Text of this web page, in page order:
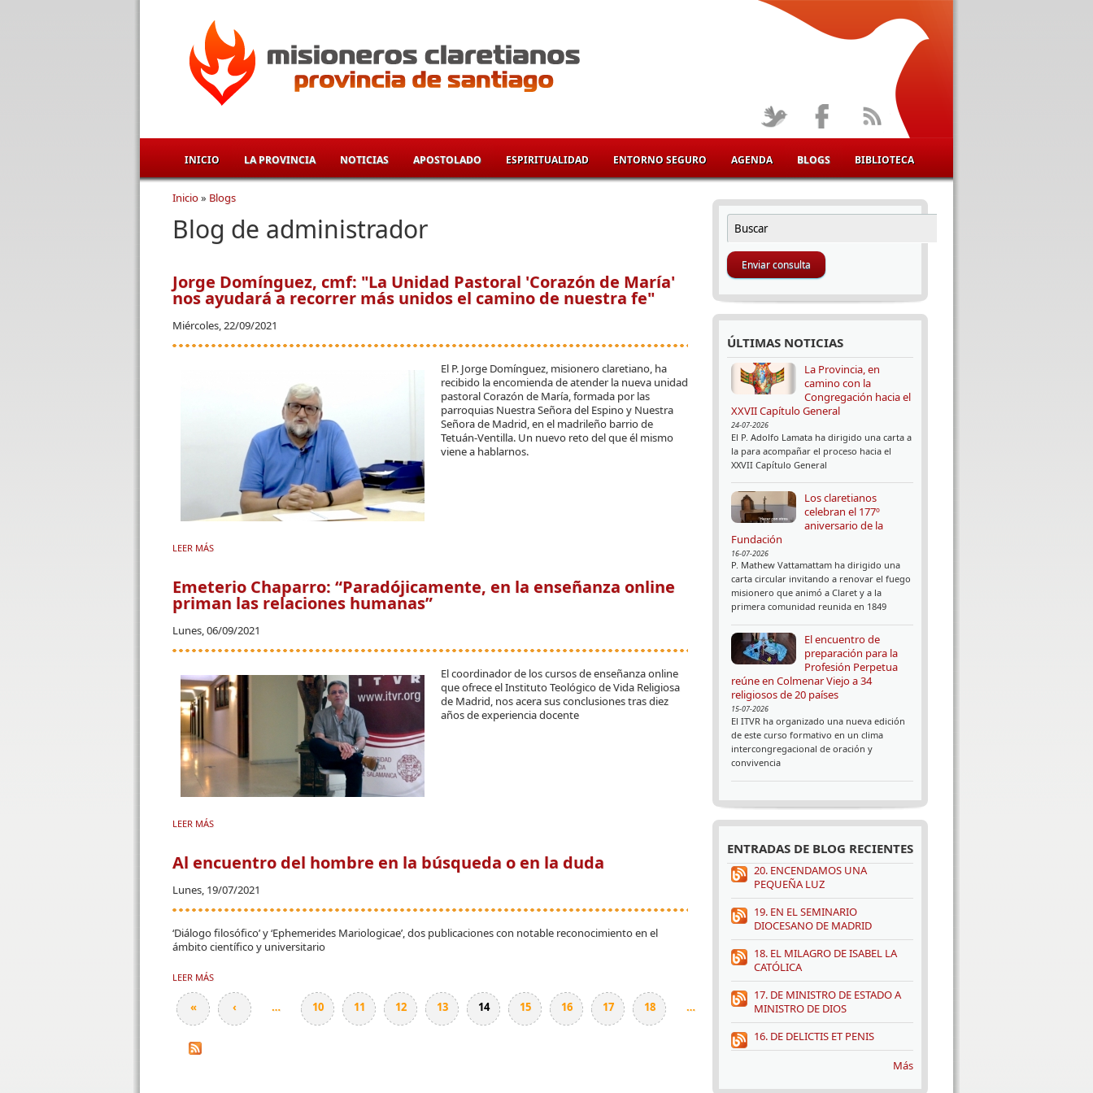
INICIO LA PROVINCIA NOTICIAS APOSTOLADO ESPIRITUALIDAD ENTORNO SEGURO AGENDA BLOGS BIBLIOTECA
Se encuentra usted aquí
Inicio» Blogs
Blog de administrador
Jorge Domínguez, cmf: "La Unidad Pastoral 'Corazón de María'
nos ayudará a recorrer más unidos el camino de nuestra fe"
Miércoles, 22/09/2021
El P. Jorge Domínguez, misionero claretiano, ha
recibido la encomienda de atender la nueva unidad
pastoral Corazón de María, formada por las
parroquias Nuestra Señora del Espino y Nuestra
Señora de Madrid, en el madrileño barrio de
Tetuán-Ventilla. Un nuevo reto del que él mismo
viene a hablarnos.
LEER MÁS SOBRE JORGE DOMÍNGUEZ, CMF: "LA UNIDAD PASTORAL 'CORAZÓN DE MARÍA' NOS AYUDARÁ A RECORRER MÁS UNIDOS EL CAMINO DE NUESTRA FE"
Emeterio Chaparro: “Paradójicamente, en la enseñanza online
priman las relaciones humanas”
Lunes, 06/09/2021
El coordinador de los cursos de enseñanza online
que ofrece el Instituto Teológico de Vida Religiosa
de Madrid, nos acera sus conclusiones tras diez
años de experiencia docente
LEER MÁS
Al encuentro del hombre en la búsqueda o en la duda
Lunes, 19/07/2021
‘Diálogo filosófico’ y ‘Ephemerides Mariologicae’, dos publicaciones con notable reconocimiento en el
ámbito científico y universitario
LEER MÁS
Páginas
« ‹ … 10 11 12 13 14 15 16 17 18 … › »
FORMULARIO DE BÚSQUEDA
Buscar
ÚLTIMAS NOTICIAS
La Provincia, en
camino con la
Congregación hacia el
XXVII Capítulo General
24-07-2026
El P. Adolfo Lamata ha dirigido una carta a
la para acompañar el proceso hacia el
XXVII Capítulo General
Los claretianos
celebran el 177º
aniversario de la
Fundación
16-07-2026
P. Mathew Vattamattam ha dirigido una
carta circular invitando a renovar el fuego
misionero que animó a Claret y a la
primera comunidad reunida en 1849
El encuentro de
preparación para la
Profesión Perpetua
reúne en Colmenar Viejo a 34
religiosos de 20 países
15-07-2026
El ITVR ha organizado una nueva edición
de este curso formativo en un clima
intercongregacional de oración y
convivencia
ENTRADAS DE BLOG RECIENTES
20. ENCENDAMOS UNA
PEQUEÑA LUZ
19. EN EL SEMINARIO
DIOCESANO DE MADRID
18. EL MILAGRO DE ISABEL LA
CATÓLICA
17. DE MINISTRO DE ESTADO A
MINISTRO DE DIOS
16. DE DELICTIS ET PENIS
Más